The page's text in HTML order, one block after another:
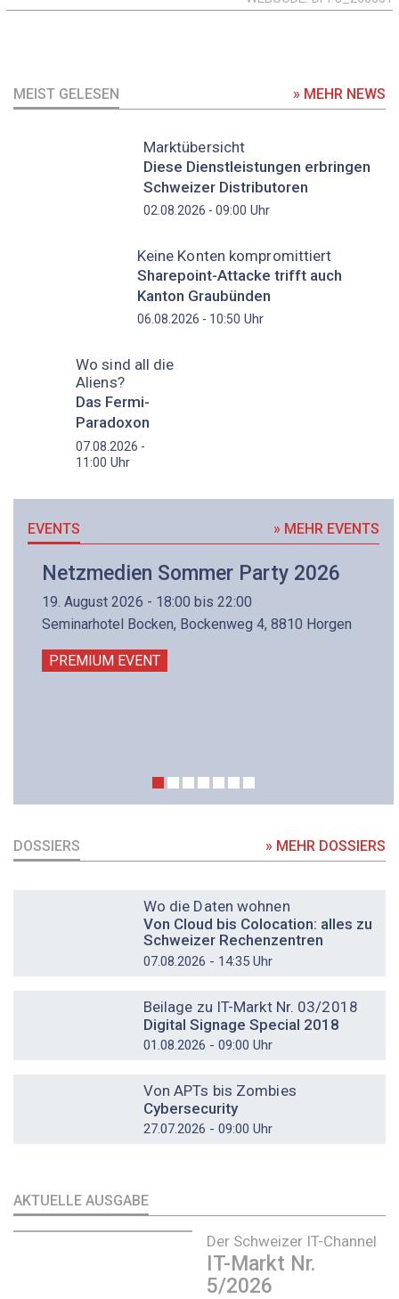
MEIST GELESEN » MEHR NEWS
Marktübersicht
Diese Dienstleistungen erbringen
Schweizer Distributoren
02.08.2026 - 09:00 Uhr
Keine Konten kompromittiert
Sharepoint-Attacke trifft auch
Kanton Graubünden
06.08.2026 - 10:50 Uhr
Wo sind all die
Aliens?
Das Fermi-
Paradoxon
07.08.2026 -
11:00 Uhr
EVENTS » MEHR EVENTS
Netzmedien Sommer Party 2026
19. August 2026 - 18:00 bis 22:00
Seminarhotel Bocken, Bockenweg 4, 8810 Horgen
PREMIUM EVENT
DOSSIERS » MEHR DOSSIERS
Wo die Daten wohnen
Von Cloud bis Colocation: alles zu
Schweizer Rechenzentren
07.08.2026 - 14:35 Uhr
Beilage zu IT-Markt Nr. 03/2018
Digital Signage Special 2018
01.08.2026 - 09:00 Uhr
Von APTs bis Zombies
Cybersecurity
27.07.2026 - 09:00 Uhr
AKTUELLE AUSGABE
Der Schweizer IT-Channel
IT-Markt Nr.
5/2026